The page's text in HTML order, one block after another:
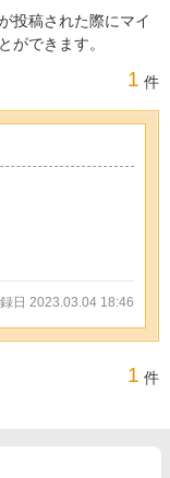
投稿された際にマイ
ができます。
1 件
日 2023.03.04 18:46
1 件